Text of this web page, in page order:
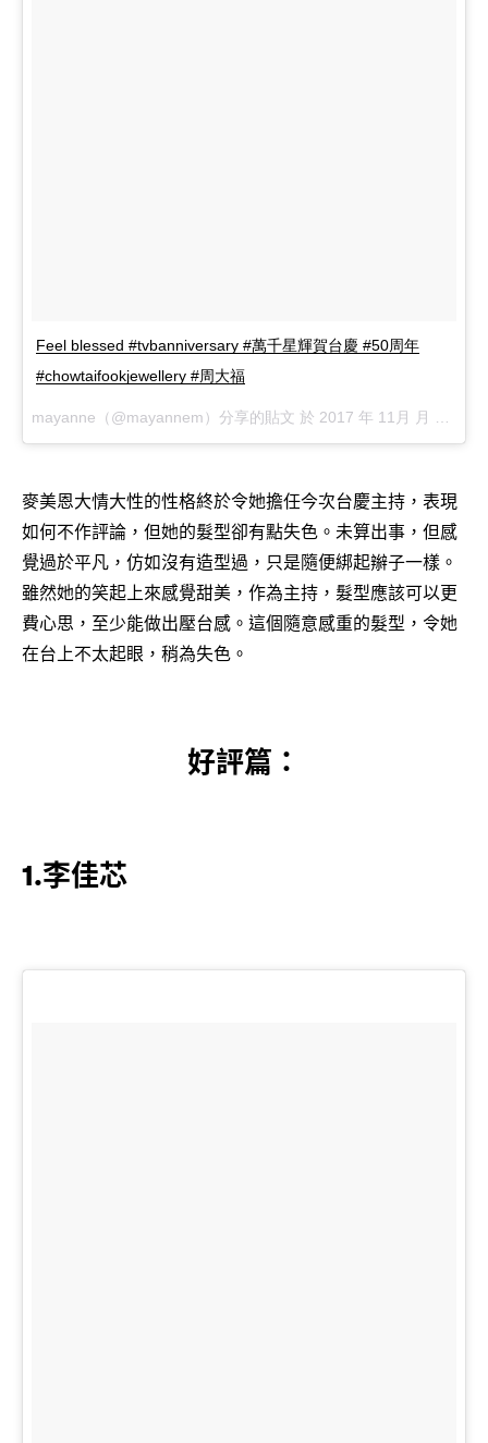
Feel blessed #tvbanniversary #萬千星輝賀台慶 #50周年
#chowtaifookjewellery #周大福
mayanne（@mayannem）分享的貼文 於 2017 年 11月 月 19 8:21上午 PST
麥美恩大情大性的性格終於令她擔任今次台慶主持，表現
如何不作評論，但她的髮型卻有點失色。未算出事，但感
覺過於平凡，仿如沒有造型過，只是隨便綁起辮子一樣。
雖然她的笑起上來感覺甜美，作為主持，髮型應該可以更
費心思，至少能做出壓台感。這個隨意感重的髮型，令她
在台上不太起眼，稍為失色。
好評篇：
1.李佳芯